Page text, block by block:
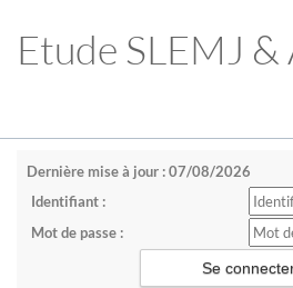
Etude SLEMJ &
Dernière mise à jour : 07/08/2026
Identifiant :
Mot de passe :